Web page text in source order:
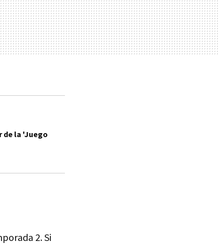
de la 'Juego
2. Si